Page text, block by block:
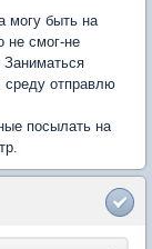
могу быть на
не смог-не
Заниматься
среду отправлю
посылать на